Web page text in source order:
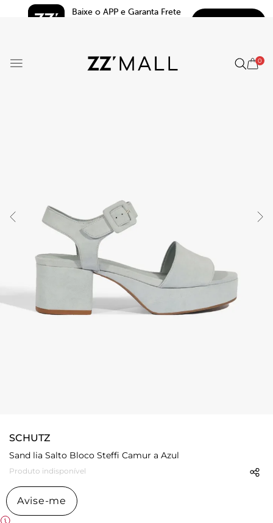
Baixe o APP e Garanta Frete
0
SCHUTZ
Sand lia Salto Bloco Steffi Camur a Azul
Produto indisponível
Avise-me